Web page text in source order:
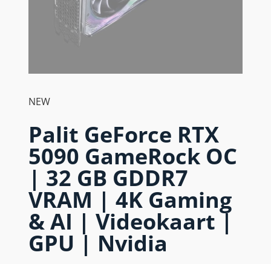
NEW
Palit GeForce RTX
5090 GameRock OC
| 32 GB GDDR7
VRAM | 4K Gaming
& AI | Videokaart |
GPU | Nvidia